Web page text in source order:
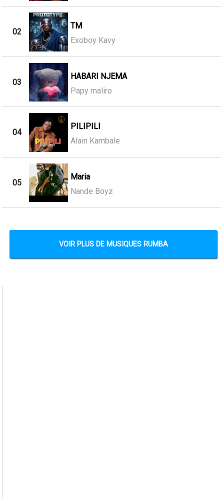
02
TM
Exoboy Kavy
03
HABARI NJEMA
Papy maliro
04
PILIPILI
Alain Kambale
05
Maria
Nande Boyz
VOIR PLUS DE MUSIQUES RUMBA